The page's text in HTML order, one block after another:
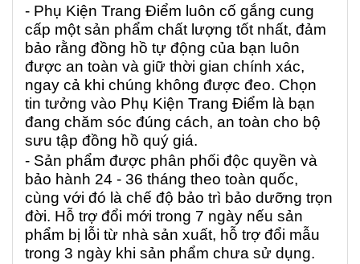
- Phụ Kiện Trang Điểm luôn cố gắng cung
cấp một sản phẩm chất lượng tốt nhất, đảm
bảo rằng đồng hồ tự động của bạn luôn
được an toàn và giữ thời gian chính xác,
ngay cả khi chúng không được đeo. Chọn
tin tưởng vào Phụ Kiện Trang Điểm là bạn
đang chăm sóc đúng cách, an toàn cho bộ
sưu tập đồng hồ quý giá.
- Sản phẩm được phân phối độc quyền và
bảo hành 24 - 36 tháng theo toàn quốc,
cùng với đó là chế độ bảo trì bảo dưỡng trọn
đời. Hỗ trợ đổi mới trong 7 ngày nếu sản
phẩm bị lỗi từ nhà sản xuất, hỗ trợ đổi mẫu
trong 3 ngày khi sản phẩm chưa sử dụng.